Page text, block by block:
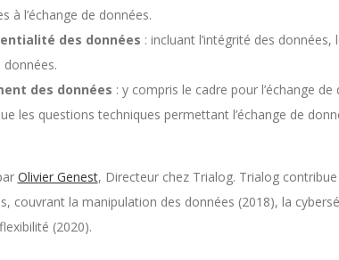
à l’échange de données.
des données : incluant l’intégrité des
des données : y compris le cadre pour l’échange
les questions techniques permettant l’échange de
Olivier Genest, Directeur chez Trialog. Trialog
couvrant la manipulation des données (2018), la
(2020).